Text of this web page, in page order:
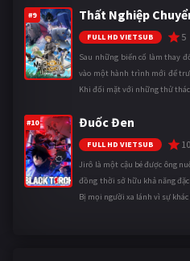
#9 Thất Nghiệp
FULL HD VIETSUB 5
Sau những biến cố làm thay
vào một hành trình mới để
Khi đối mặt với những thử
#10 Đuốc Đen
FULL HD VIETSUB 10
Jirô là một cậu bé được ông
đồng thời sở hữu khả năng
Bị mọi người xa lánh vì sự